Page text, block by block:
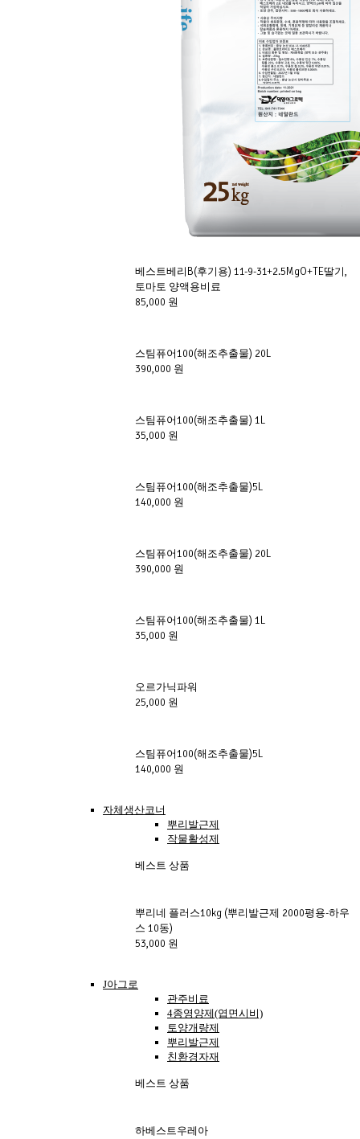
베스트베리B(후기용) 11-9-31+2.5MgO+TE딸기,
토마토 양액용비료
85,000 원
스팀퓨어100(해조추출물) 20L
390,000 원
스팀퓨어100(해조추출물) 1L
35,000 원
스팀퓨어100(해조추출물)5L
140,000 원
스팀퓨어100(해조추출물) 20L
390,000 원
스팀퓨어100(해조추출물) 1L
35,000 원
오르가닉파워
25,000 원
스팀퓨어100(해조추출물)5L
140,000 원
자체생산코너
뿌리발근제
작물활성제
베스트 상품
뿌리네 플러스10kg (뿌리발근제 2000평용-하우
스 10동)
53,000 원
J아그로
관주비료
4종영양제(엽면시비)
토양개량제
뿌리발근제
친환경자재
베스트 상품
하베스트우레아